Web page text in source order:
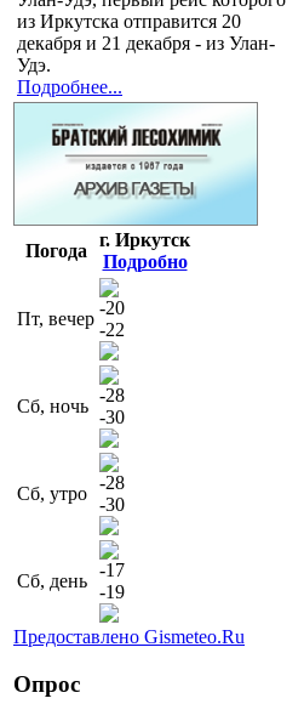
из Иркутска отправится 20
декабря и 21 декабря - из Улан-
Удэ.
Подробнее...
Погода
г. Иркутск
Подробно
Пт, вечер
-20
-22
Сб, ночь
-28
-30
Сб, утро
-28
-30
Сб, день
-17
-19
Предоставлено Gismeteo.Ru
Опрос